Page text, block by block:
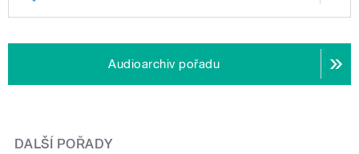
Audioarchiv pořadu
DALŠÍ POŘADY